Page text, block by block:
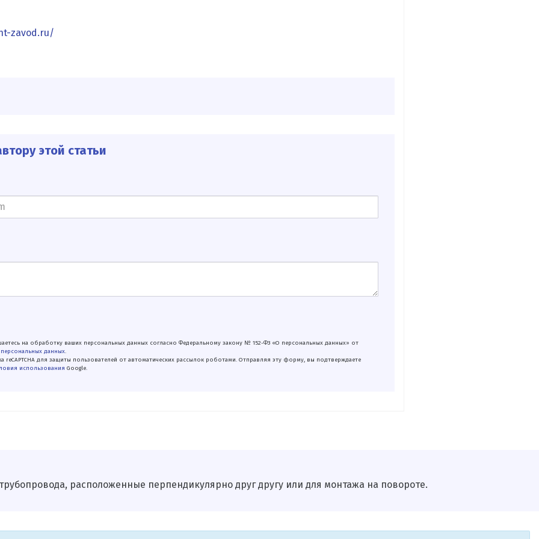
zavod.ru/
этой статьи
на обработку ваших персональных данных согласно Федеральному закону № 152-ФЗ «О персональных данных» от
данных.
для защиты пользователей от автоматических рассылок роботами. Отправляя эту форму, вы подтверждаете
использования Google.
расположенные перпендикулярно друг другу или для монтажа на повороте.